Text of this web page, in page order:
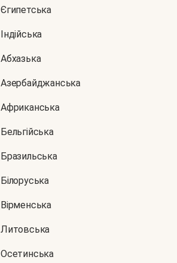
Єгипетська
Індійська
Абхазька
Азербайджанська
Африканська
Бельгійська
Бразильська
Білоруська
Вірменська
Литовська
Осетинська